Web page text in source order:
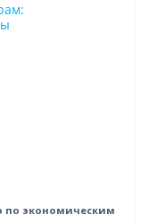
по экономическим